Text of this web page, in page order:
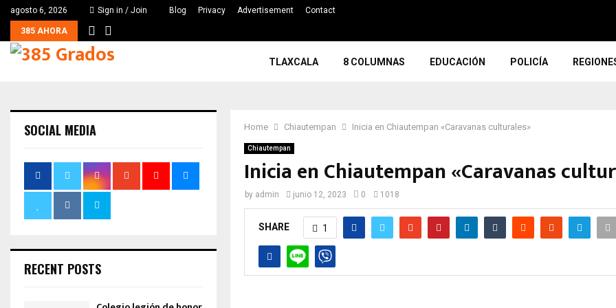
agosto 6, 2026 Sign in / Join Blog Privacy Advertisement Contact
385 AHORA
TLAXCALA 8 COLUMNAS EDUCACIÓN POLICÍA
Home Chiautempan Inicia en Chiautempan «Caravanas culturales»
Chiautempan
Inicia en Chiautempan «Caravanas
by admin junio 12, 2023 0 1018
SHARE 1
SOCIAL MEDIA
RECENT POSTS